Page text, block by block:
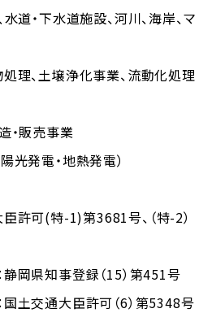
道・下水道施設、河川、海岸、マ
理、土壌浄化事業、流動化処理
・販売事業
光発電・地熱発電）
許可(特-1)第3681号、（特-2）
岡県知事登録（15）第451号
土交通大臣許可（6）第5348号